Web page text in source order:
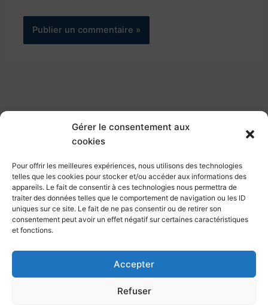
Gérer le consentement aux
cookies
Pour offrir les meilleures expériences, nous utilisons des technologies
telles que les cookies pour stocker et/ou accéder aux informations des
appareils. Le fait de consentir à ces technologies nous permettra de
traiter des données telles que le comportement de navigation ou les ID
uniques sur ce site. Le fait de ne pas consentir ou de retirer son
consentement peut avoir un effet négatif sur certaines caractéristiques
et fonctions.
Accepter
Refuser
CLIMATGO
45 Allée du Mens, 69100 Villeurbanne
contact@climatgo.fr
04.51.08.89.88